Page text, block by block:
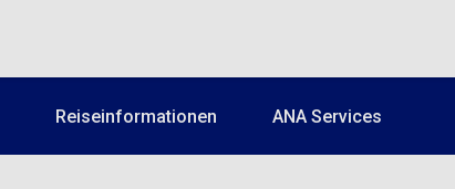
Reiseinformationen ANA Services